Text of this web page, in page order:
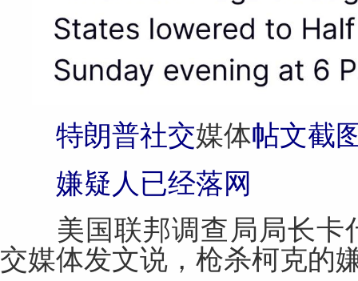
特朗普社交媒体帖文截
嫌疑人已经落网
美国联邦调查局局长卡
交媒体发文说，枪杀柯克的